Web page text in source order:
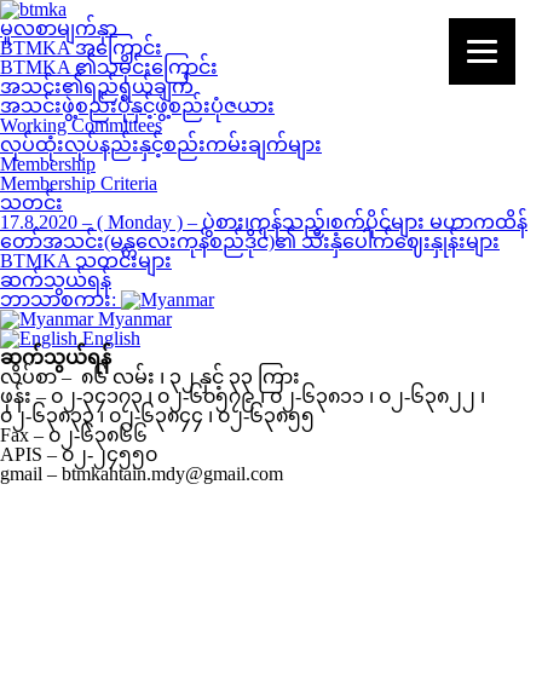
မူလစာမျက်နှာ
BTMKA အကြောင်း
BTMKA ၏သမိုင်းကြောင်း
အသင်း၏ရည်ရွယ်ချက်
အသင်းဖွဲ့စည်းပုံနှင့်ဖွဲ့စည်းပုံဇယား
Working Committees
လုပ်ထုံးလုပ်နည်းနှင့်စည်းကမ်းချက်များ
Membership
Membership Criteria
သတင်း
17.8.2020 – ( Monday ) – ပွဲစား၊ကုန်သည်၊စက်ပိုင်များ မဟာကထိန်
တော်အသင်း(မန္တလေးကုန်စည်ဒိုင်)၏ သီးနှံပေါက်ဈေးနှုန်းများ
BTMKA သတင်းများ
ဆက်သွယ်ရန်
ဘာသာစကား:
Myanmar
English
ဆက်သွယ်ရန်
လိပ်စာ – ၈၆ လမ်း ၊ ၃၂ နှင့် ၃၃ ကြား
ဖုန်း – ၀၂-၃၄၁၇၃ ၊ ၀၂-၆၀၅၇၉ ၊ ၀၂-၆၃၈၁၁ ၊ ၀၂-၆၃၈၂၂ ၊
၀၂-၆၃၈၃၃ ၊ ၀၂-၆၃၈၄၄ ၊ ၀၂-၆၃၈၅၅
Fax – ၀၂-၆၃၈၆၆
APIS – ၀၂-၂၄၅၅၀
gmail – btmkahtain.mdy@gmail.com